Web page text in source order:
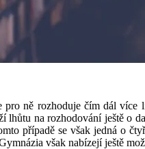
pro ně rozhoduje čím dál
na rozhodování ještě o
případě se však jedná o
však nabízejí ještě